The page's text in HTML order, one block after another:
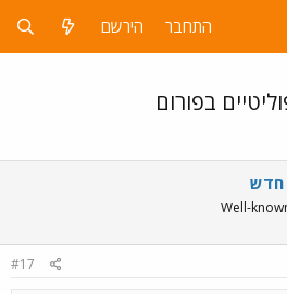
התחבר הירשם
בפורום
חדש
Well-
#17